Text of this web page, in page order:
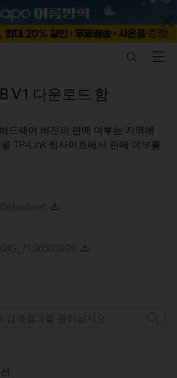
SearchMenu
V1 다운로드 함
드웨어 버전의 판매 여부는 지역에
TP-Link 웹사이트에서 판매 여부를